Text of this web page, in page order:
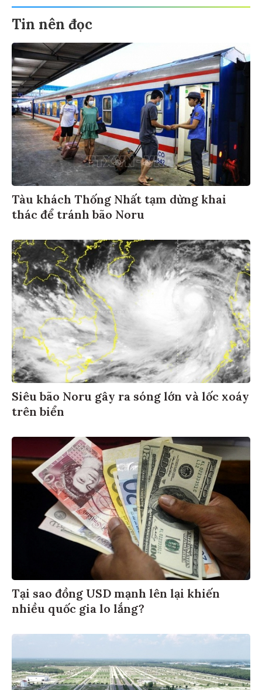
Tin nên đọc
Tàu khách Thống Nhất tạm dừng khai
thác để tránh bão Noru
Siêu bão Noru gây ra sóng lớn và lốc xoáy
trên biển
Tại sao đồng USD mạnh lên lại khiến
nhiều quốc gia lo lắng?